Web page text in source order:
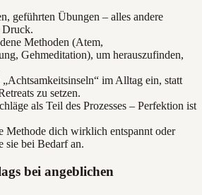
geführten Übungen – alles andere
Druck.
Methoden (Atem,
Gehmeditation), um herauszufinden,
„Achtsamkeitsinseln“ im Alltag ein, statt
zu setzen.
als Teil des Prozesses – Perfektion ist
Methode dich wirklich entspannt oder
sie bei Bedarf an.
bei angeblichen